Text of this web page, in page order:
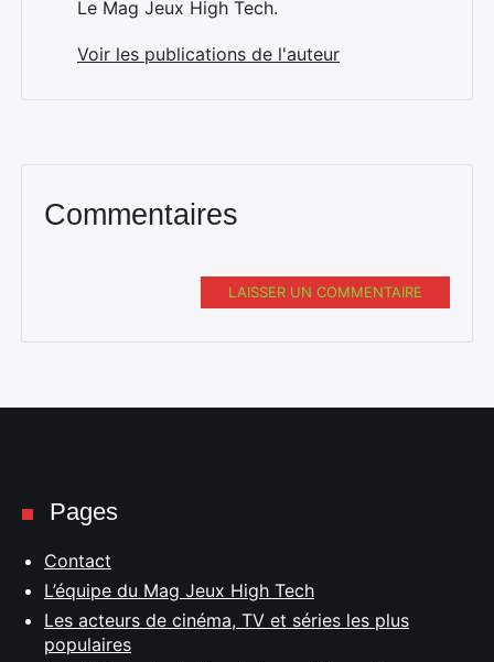
Le Mag Jeux High Tech.
Voir les publications de l'auteur
Commentaires
LAISSER UN COMMENTAIRE
Pages
Contact
L’équipe du Mag Jeux High Tech
Les acteurs de cinéma, TV et séries les plus
populaires